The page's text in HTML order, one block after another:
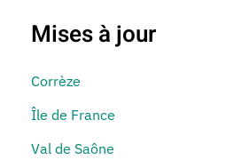
Mises à jour
Corrèze
Île de France
Val de Saône